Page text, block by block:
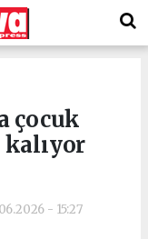
çocuk
kalıyor
- 15:27